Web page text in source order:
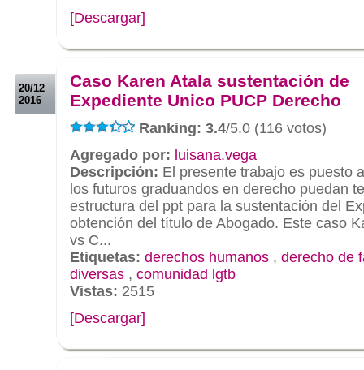
[Descargar]
20/12
2016
Caso Karen Atala sustentación de
Expediente Unico PUCP Derecho
Ranking: 3.4/5.0 (116 votos)
Agregado por: luisana.vega
Descripción: El presente trabajo es puesto
los futuros graduandos en derecho puedan
estructura del ppt para la sustentación del
obtención del título de Abogado. Este caso
vs C...
Etiquetas: derechos humanos , derecho de
diversas , comunidad lgtb
Vistas: 2515
[Descargar]